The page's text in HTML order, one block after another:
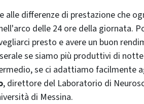
alle differenze di prestazione che
delle 24 ore della giornata.
presto e avere un buon
se siamo più produttivi di
se ci adattiamo facilmente
, direttore del Laboratorio di
di Messina.